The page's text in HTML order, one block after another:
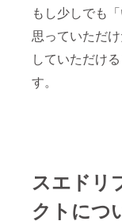
もし少しでも
思っていただ
していただけ
す。
スエドリ
クトにつ